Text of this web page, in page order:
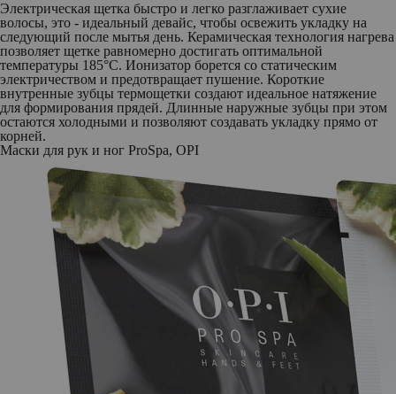
Электрическая щетка быстро и легко разглаживает сухие
волосы, это - идеальный девайс, чтобы освежить укладку на
следующий после мытья день. Керамическая технология нагрева
позволяет щетке равномерно достигать оптимальной
температуры 185°C. Ионизатор борется со статическим
электричеством и предотвращает пушение. Короткие
внутренные зубцы термощетки создают идеальное натяжение
для формирования прядей. Длинные наружные зубцы при этом
остаются холодными и позволяют создавать укладку прямо от
корней.
Маски для рук и ног ProSpa, OPI